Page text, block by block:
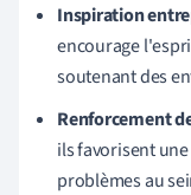
Inspiration
encourage
soutenant des
Renforcement
ils favorisent
problèmes au